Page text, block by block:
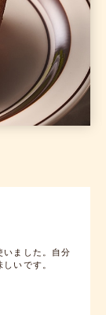
いました。自分
いです。